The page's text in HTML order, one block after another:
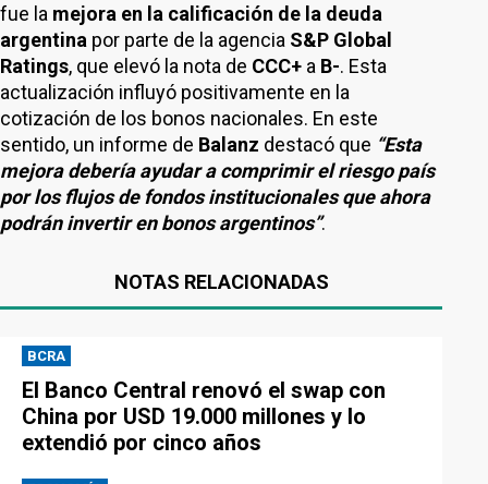
fue la mejora en la calificación de la deuda
argentina por parte de la agencia S&P Global
Ratings, que elevó la nota de CCC+ a B-. Esta
actualización influyó positivamente en la
cotización de los bonos nacionales. En este
sentido, un informe de Balanz destacó que “Esta
mejora debería ayudar a comprimir el riesgo país
por los flujos de fondos institucionales que ahora
podrán invertir en bonos argentinos”.
NOTAS RELACIONADAS
BCRA
El Banco Central renovó el swap con
China por USD 19.000 millones y lo
extendió por cinco años